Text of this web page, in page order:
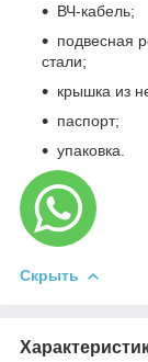
ВЧ-кабель;
подвесная
стали;
крышка из
паспорт;
упаковка.
Скрыть